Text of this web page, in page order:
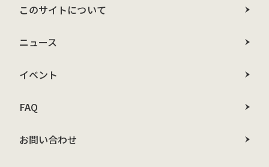
このサイトについて
ニュース
イベント
FAQ
お問い合わせ